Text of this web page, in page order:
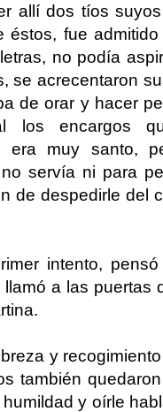
allí dos tíos
éstos, fue
no podía
se acrecentaron
de orar y hacer
los encargos
era muy santo,
servía ni para
de despedirle del
intento,
a las puertas
y
también
y oírle